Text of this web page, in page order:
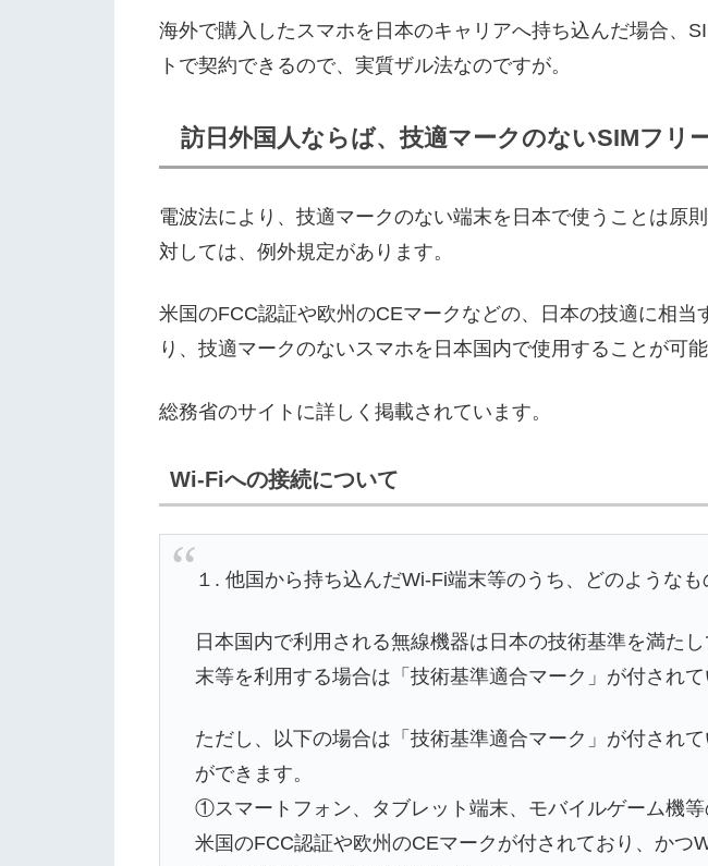
海外で購入したスマホを日本のキャリアへ持ち込んだ場合、
トで契約できるので、実質ザル法なのですが。
訪日外国人ならば、技適マークのないSIMフリ
電波法により、技適マークのない端末を日本で使うことは原
対しては、例外規定があります。
米国のFCC認証や欧州のCEマークなどの、日本の技適に相
り、技適マークのないスマホを日本国内で使用することが可
総務省のサイトに詳しく掲載されています。
Wi-Fiへの接続について
１. 他国から持ち込んだWi-Fi端末等のうち、どのような
日本国内で利用される無線機器は日本の技術基準を満た
末等を利用する場合は「技術基準適合マーク」が付されて
ただし、以下の場合は「技術基準適合マーク」が付され
ができます。
①スマートフォン、タブレット端末、モバイルゲーム機
米国のFCC認証や欧州のCEマークが付されており、かつ